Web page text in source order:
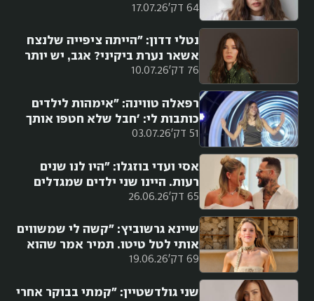
64 דק' 17.07.26
חיי, חוזרת מבית החולים ולוקחת
76 דק' 10.07.26
נטלי דדון: "הייתה ציפייה שלנצח
אשאר נערת ביקיני? אגב, יש יותר
פרגון כשמתפשטים אחרי גיל 40"
51 דק' 03.07.26
רפאלה טווינה: "אימהות לילדים
כותבות לי: 'חבל שלא חטפו אותך
לעזה'. זה לא מגיע לי. אני לא
65 דק' 26.06.26
אסי ועדי בוזגלו: "היו לנו שנים
רעות. היינו שני ילדים שמגדלים
ילדה. אם זה היה כמו היום, אנחנו
לא ויתרנו"
69 דק' 19.06.26
שיינא גרשוביץ: "קשה לי שמשווים
אותי לטל טיטו. תמיר אמר שהוא
הולך להתאהב ב'אח הגדול', לא
שני גולדשטיין: "קמתי בבוקר אחרי